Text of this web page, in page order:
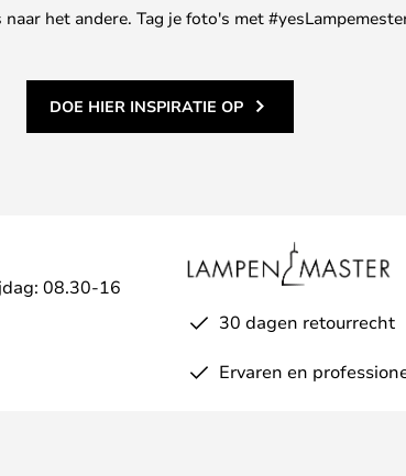
het andere. Tag je foto's met
DOE HIER INSPIRATIE OP
08.30-16
30 dagen retourrecht
Ervaren en